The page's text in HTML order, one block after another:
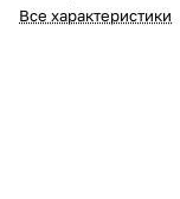
Все характеристики